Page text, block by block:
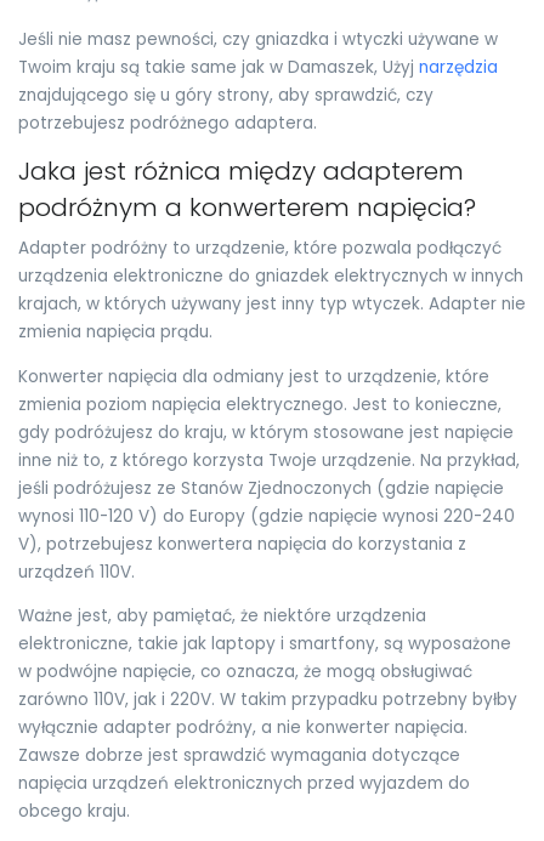
Jeśli nie masz pewności, czy gniazdka i wtyczki używane w
Twoim kraju są takie same jak w Damaszek, Użyj narzędzia
znajdującego się u góry strony, aby sprawdzić, czy
potrzebujesz podróżnego adaptera.
Jaka jest różnica między adapterem
podróżnym a konwerterem napięcia?
Adapter podróżny to urządzenie, które pozwala podłączyć
urządzenia elektroniczne do gniazdek elektrycznych w innych
krajach, w których używany jest inny typ wtyczek. Adapter nie
zmienia napięcia prądu.
Konwerter napięcia dla odmiany jest to urządzenie, które
zmienia poziom napięcia elektrycznego. Jest to konieczne,
gdy podróżujesz do kraju, w którym stosowane jest napięcie
inne niż to, z którego korzysta Twoje urządzenie. Na przykład,
jeśli podróżujesz ze Stanów Zjednoczonych (gdzie napięcie
wynosi 110-120 V) do Europy (gdzie napięcie wynosi 220-240
V), potrzebujesz konwertera napięcia do korzystania z
urządzeń 110V.
Ważne jest, aby pamiętać, że niektóre urządzenia
elektroniczne, takie jak laptopy i smartfony, są wyposażone
w podwójne napięcie, co oznacza, że mogą obsługiwać
zarówno 110V, jak i 220V. W takim przypadku potrzebny byłby
wyłącznie adapter podróżny, a nie konwerter napięcia.
Zawsze dobrze jest sprawdzić wymagania dotyczące
napięcia urządzeń elektronicznych przed wyjazdem do
obcego kraju.